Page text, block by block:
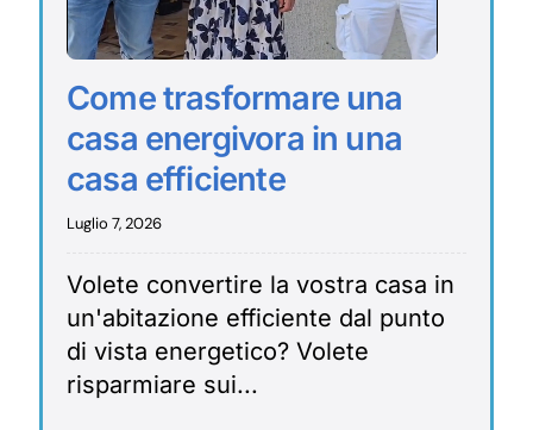
Come trasformare una
casa energivora in una
casa efficiente
Luglio 7, 2026
Volete convertire la vostra casa in
un'abitazione efficiente dal punto
di vista energetico? Volete
risparmiare sui...